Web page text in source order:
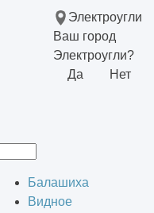
Электроугли
Ваш город
Электроугли?
Да
Нет
Балашиха
Видное